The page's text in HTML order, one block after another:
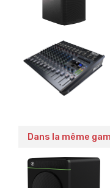
Dans la même